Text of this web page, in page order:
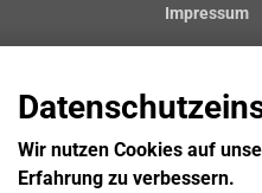
Impressum
Wir nutzen Cookies auf
Erfahrung zu verbessern.